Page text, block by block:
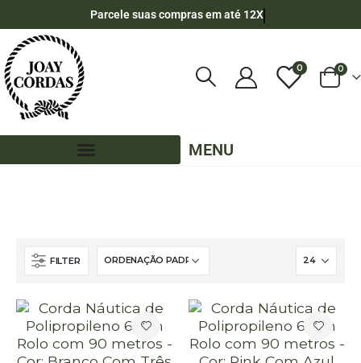
Parcele suas compras em até 12X
0 0
MENU
FILTER